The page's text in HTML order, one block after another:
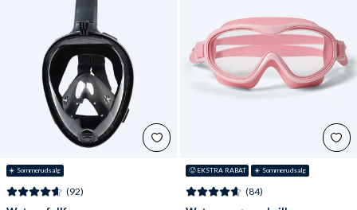
☀️ Sommerudsalg
(92)
🥵 EKSTRA RABAT ☀️ Sommerudsalg
(84)